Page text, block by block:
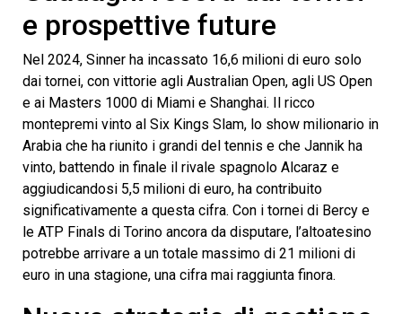
e prospettive future
Nel 2024, Sinner ha incassato 16,6 milioni di euro solo
dai tornei, con vittorie agli Australian Open, agli US Open
e ai Masters 1000 di Miami e Shanghai. Il ricco
montepremi vinto al Six Kings Slam, lo show milionario in
Arabia che ha riunito i grandi del tennis e che Jannik ha
vinto, battendo in finale il rivale spagnolo Alcaraz e
aggiudicandosi 5,5 milioni di euro, ha contribuito
significativamente a questa cifra. Con i tornei di Bercy e
le ATP Finals di Torino ancora da disputare, l’altoatesino
potrebbe arrivare a un totale massimo di 21 milioni di
euro in una stagione, una cifra mai raggiunta finora.